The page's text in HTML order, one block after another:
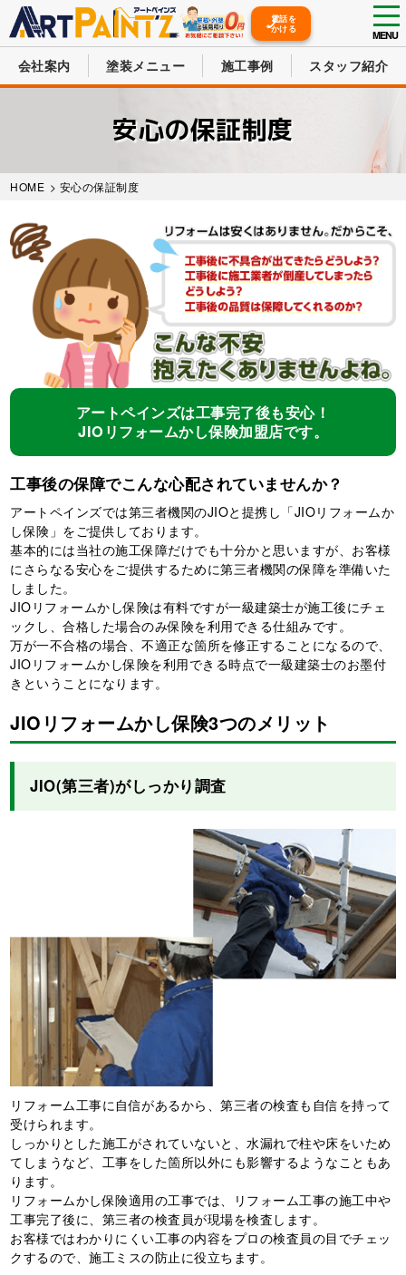
MENU
電話を
かける
会社案内 塗装メニュー 施工事例 スタッフ紹介
安心の保証制度
HOME > 安心の保証制度
アートペインズは工事完了後も安心！
JIOリフォームかし保険加盟店です。
工事後の保障でこんな心配されていませんか？
アートペインズでは第三者機関のJIOと提携し「JIOリフォームか
し保険」をご提供しております。
基本的には当社の施工保障だけでも十分かと思いますが、お客様
にさらなる安心をご提供するために第三者機関の保障を準備いた
しました。
JIOリフォームかし保険は有料ですが一級建築士が施工後にチェ
ックし、合格した場合のみ保険を利用できる仕組みです。
万が一不合格の場合、不適正な箇所を修正することになるので、
JIOリフォームかし保険を利用できる時点で一級建築士のお墨付
きということになります。
JIOリフォームかし保険3つのメリット
JIO(第三者)がしっかり調査
リフォーム工事に自信があるから、第三者の検査も自信を持って
受けられます。
しっかりとした施工がされていないと、水漏れで柱や床をいため
てしまうなど、工事をした箇所以外にも影響するようなこともあ
ります。
リフォームかし保険適用の工事では、リフォーム工事の施工中や
工事完了後に、第三者の検査員が現場を検査します。
お客様ではわかりにくい工事の内容をプロの検査員の目でチェッ
クするので、施工ミスの防止に役立ちます。